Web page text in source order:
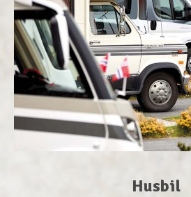
Husbil